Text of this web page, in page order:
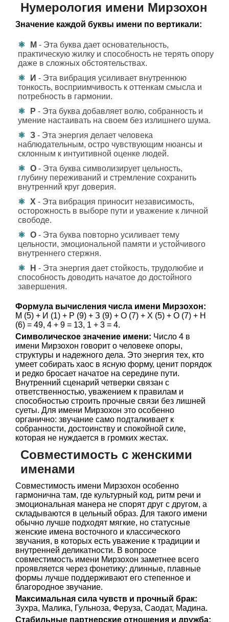
Нумерология имени Мирзохон
Значение каждой буквы имени по вертикали:
М - Эта буква дает основательность,
практическую жилку и способность не терять опору
даже в сложных обстоятельствах.
И - Эта вибрация усиливает внутреннюю
тонкость, восприимчивость к оттенкам смысла и
потребность в гармонии.
Р - Эта буква добавляет волю, собранность и
умение настаивать на своем без излишнего шума.
З - Эта энергия делает человека
наблюдательным, остро чувствующим нюансы и
склонным к интуитивной оценке людей.
О - Эта буква символизирует цельность,
глубину переживаний и стремление сохранить
внутренний круг доверия.
Х - Эта вибрация приносит независимость,
осторожность в выборе пути и уважение к личной
свободе.
О - Эта буква повторно усиливает тему
цельности, эмоциональной памяти и устойчивого
внутреннего стержня.
Н - Эта энергия дает стойкость, трудолюбие и
способность доводить начатое до достойного
завершения.
Формула вычисления числа имени Мирзохон:
М (5) + И (1) + Р (9) + З (9) + О (7) + Х (5) + О (7) + Н
(6) = 49, 4 + 9 = 13, 1 + 3 = 4.
Символическое значение имени: Число 4 в
имени Мирзохон говорит о человеке опоры,
структуры и надежного дела. Это энергия тех, кто
умеет собирать хаос в ясную форму, ценит порядок
и редко бросает начатое на середине пути.
Внутренний сценарий четверки связан с
ответственностью, уважением к правилам и
способностью строить прочные связи без лишней
суеты. Для имени Мирзохон это особенно
органично: звучание само подталкивает к
собранности, достоинству и спокойной силе,
которая не нуждается в громких жестах.
Совместимость с женскими
именами
Совместимость имени Мирзохон особенно
гармонична там, где культурный код, ритм речи и
эмоциональная манера не спорят друг с другом, а
складываются в цельный образ. Для такого имени
обычно лучше подходят мягкие, но статусные
женские имена восточного и классического
звучания, в которых есть уважение к традиции и
внутренней деликатности. В вопросе
совместимость имени Мирзохон заметнее всего
проявляется через фонетику: длинные, плавные
формы лучше поддерживают его степенное и
благородное звучание.
Максимальная сила чувств и прочный брак:
Зухра, Малика, Гульноза, Феруза, Саодат, Мадина.
Стабильные партнерские отношения и дружба: